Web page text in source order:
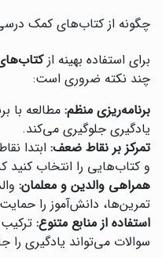
چگونه از کتاب‌های کمک درسی
برای استفاده بهینه از
چند نکته ضروری است:
برنامه‌ریزی منظم: مطالعه با
یادگیری جلوگیری می‌کند.
تمرکز بر نقاط ضعف: ابتدا
و کتاب‌هایی را انتخاب کنید
همراهی والدین و معلمان:
تمرین‌ها، دانش‌آموز را
استفاده از منابع متنوع:
سوالات می‌تواند یادگیری را